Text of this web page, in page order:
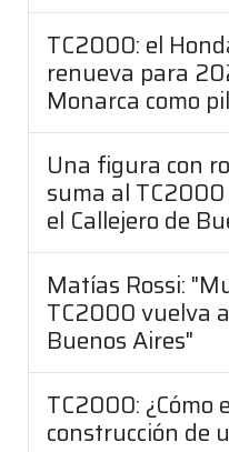
TC2000: el
renueva para
Monarca como
Una figura con
suma al
el Callejero de
Matías Rossi:
TC2000 vuelva
Buenos Aires"
TC2000: ¿Cómo
construcción de